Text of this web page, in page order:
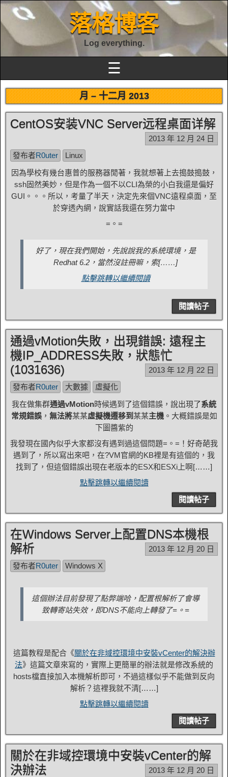
落格博客
Log everything.
☰
月 –十二月 2013
CentOS安装VNC Server远程桌面详解
2013 年 12 月 24 日
發布者R0uter
Linux
因為學校有幾台惠普的服務器閒著，我就想著上去搗鼓搗鼓，
ssh固然美妙，但是作為一個不以CLI為榮的小白我還是偏好
GUI。。。所以，考量了半天，決定先來個VNC遠程桌面，至
於穿透內網，說實話我還在努力當中
=。=
好了，現在我們開始，先說說我的系統環境，是
Redhat 6.2，當然沒註冊嘛，索[……]
點擊跳轉以繼續閱讀
閱讀帖子
通過vMotion失敗，出現錯誤: 遠程主
機IP_ADDRESS失敗，狀態忙
(1031636)
2013 年 12 月 22 日
發布者R0uter 大數據
虛擬化
我在做集群通過vMotion時候遇到了這個錯誤，說出現了系統
常規錯誤， 無法將某某虛擬機遷移到某某主機。大概錯誤是如
下圖醬紫的
我發現在國內似乎大家都沒有遇到過這個問題=。=！好奇葩我
遇到了，所以寫出來吧，在?VM官網的KB裡是有這個的，我
找到了，但這個錯誤出現在老版本的ESX和ESXi上啊[……]
點擊跳轉以繼續閱讀
閱讀帖子
在Windows Server上配置DNS本機根
解析
2013 年 12 月 20 日
發布者R0uter Windows X
這個辦法目前發現了點弊端哈，配置根解析了會導
致轉寄站失效，即DNS不能向上轉發了=。=
這篇教程是配合《關於在非域控環境中安裝vCenter的解決辦
法》這篇文章來寫的，實際上更簡單的辦法就是修改系統的
hosts檔直接加入本機解析即可，不過這樣似乎不能做到反向
解析？這裡我就不清[……]
點擊跳轉以繼續閱讀
閱讀帖子
關於在非域控環境中安裝vCenter的解
決辦法
2013 年 12 月 20 日